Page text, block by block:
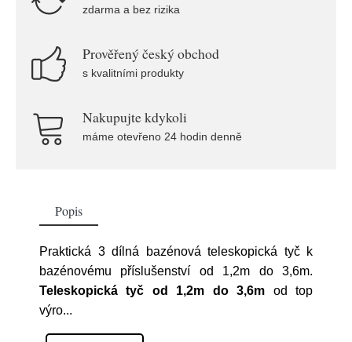
zdarma a bez rizika
Prověřený český obchod
s kvalitními produkty
Nakupujte kdykoli
máme otevřeno 24 hodin denně
Popis
Praktická 3 dílná bazénová teleskopická tyč k
bazénovému příslušenství od 1,2m do 3,6m.
Teleskopická tyč od 1,2m do 3,6m od top
výro...